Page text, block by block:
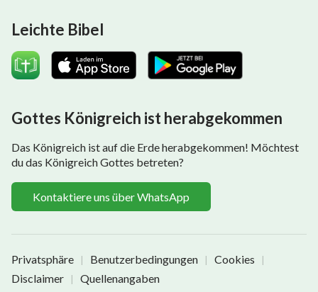
Leichte Bibel
Gottes Königreich ist herabgekommen
Das Königreich ist auf die Erde herabgekommen! Möchtest
du das Königreich Gottes betreten?
Kontaktiere uns über WhatsApp
Privatsphäre | Benutzerbedingungen | Cookies |
Disclaimer | Quellenangaben